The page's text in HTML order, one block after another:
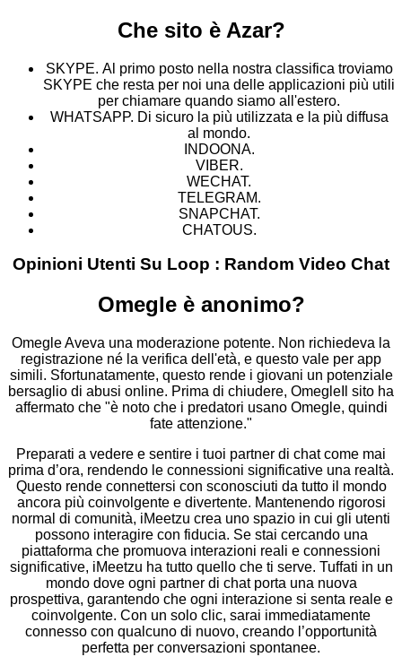
Che sito è Azar?
SKYPE. Al primo posto nella nostra classifica troviamo
SKYPE che resta per noi una delle applicazioni più utili
per chiamare quando siamo all'estero.
WHATSAPP. Di sicuro la più utilizzata e la più diffusa
al mondo.
INDOONA.
VIBER.
WECHAT.
TELEGRAM.
SNAPCHAT.
CHATOUS.
Opinioni Utenti Su Loop : Random Video Chat
Omegle è anonimo?
Omegle Aveva una moderazione potente. Non richiedeva la
registrazione né la verifica dell'età, e questo vale per app
simili. Sfortunatamente, questo rende i giovani un potenziale
bersaglio di abusi online. Prima di chiudere, OmegleIl sito ha
affermato che "è noto che i predatori usano Omegle, quindi
fate attenzione."
Preparati a vedere e sentire i tuoi partner di chat come mai
prima d’ora, rendendo le connessioni significative una realtà.
Questo rende connettersi con sconosciuti da tutto il mondo
ancora più coinvolgente e divertente. Mantenendo rigorosi
normal di comunità, iMeetzu crea uno spazio in cui gli utenti
possono interagire con fiducia. Se stai cercando una
piattaforma che promuova interazioni reali e connessioni
significative, iMeetzu ha tutto quello che ti serve. Tuffati in un
mondo dove ogni partner di chat porta una nuova
prospettiva, garantendo che ogni interazione si senta reale e
coinvolgente. Con un solo clic, sarai immediatamente
connesso con qualcuno di nuovo, creando l’opportunità
perfetta per conversazioni spontanee.